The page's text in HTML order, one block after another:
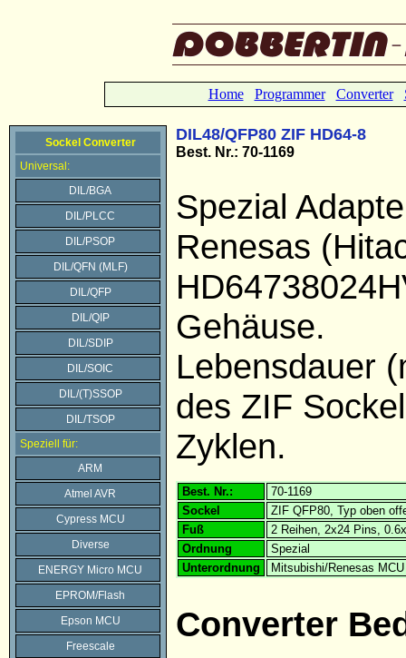
Home Programmer Converter
Sockel Converter
Universal:
DIL/BGA
DIL/PLCC
DIL/PSOP
DIL/QFN (MLF)
DIL/QFP
DIL/QIP
DIL/SDIP
DIL/SOIC
DIL/(T)SSOP
DIL/TSOP
Speziell für:
ARM
Atmel AVR
Cypress MCU
Diverse
ENERGY Micro MCU
EPROM/Flash
Epson MCU
Freescale
DIL48/QFP80 ZIF HD64-8
Best. Nr.: 70-1169
Spezial
Renesas
Gehäuse.
Lebensdauer
des ZIF
Zyklen.
Best. Nr.:
70-1169
Sockel
ZIF QFP80, Typ oben
Fuß
2 Reihen, 2x24 Pins,
Ordnung
Spezial
Unterordnung
Mitsubishi/Renesas MCU
Converter